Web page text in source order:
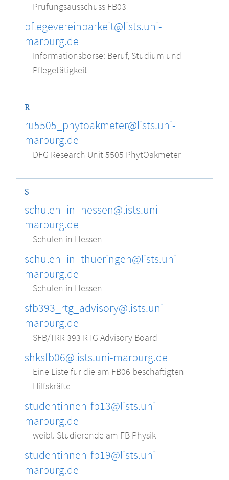
Prüfungsausschuss FB03
pflegevereinbarkeit@lists.uni-
marburg.de
Informationsbörse: Beruf, Studium und
Pflegetätigkeit
R
ru5505_phytoakmeter@lists.uni-
marburg.de
DFG Research Unit 5505 PhytOakmeter
S
schulen_in_hessen@lists.uni-
marburg.de
Schulen in Hessen
schulen_in_thueringen@lists.uni-
marburg.de
Schulen in Hessen
sfb393_rtg_advisory@lists.uni-
marburg.de
SFB/TRR 393 RTG Advisory Board
shksfb06@lists.uni-marburg.de
Eine Liste für die am FB06 beschäftigten
Hilfskräfte
studentinnen-fb13@lists.uni-
marburg.de
weibl. Studierende am FB Physik
studentinnen-fb19@lists.uni-
marburg.de